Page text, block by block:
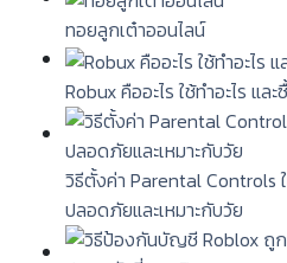
ทอยลูกเต๋าออนไลน์
Robux คืออะไร ใช้ทำอะไร แล
วิธีตั้งค่า Parental Controls
ปลอดภัยและเหมาะกับวัย